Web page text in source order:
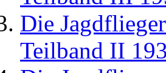
Die
Teilband II